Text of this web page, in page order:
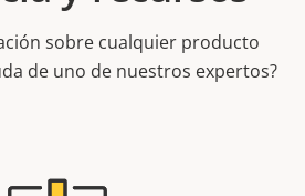
sobre cualquier producto
de uno de nuestros expertos?